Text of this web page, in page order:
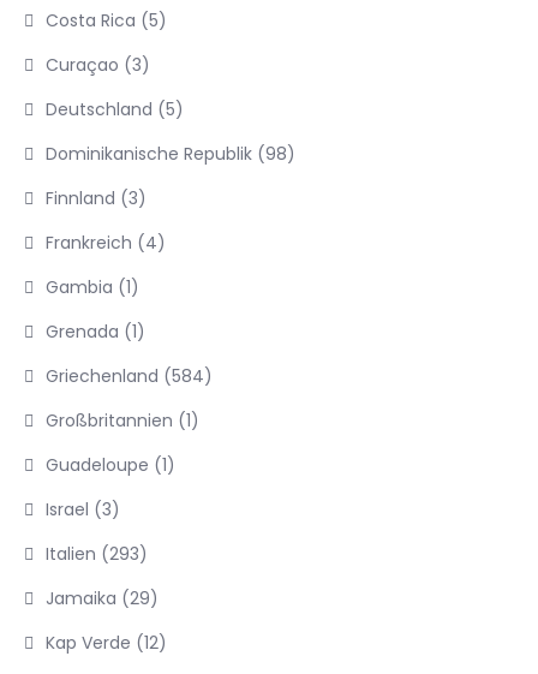
Costa Rica (5)
Curaçao (3)
Deutschland (5)
Dominikanische Republik (98)
Finnland (3)
Frankreich (4)
Gambia (1)
Grenada (1)
Griechenland (584)
Großbritannien (1)
Guadeloupe (1)
Israel (3)
Italien (293)
Jamaika (29)
Kap Verde (12)